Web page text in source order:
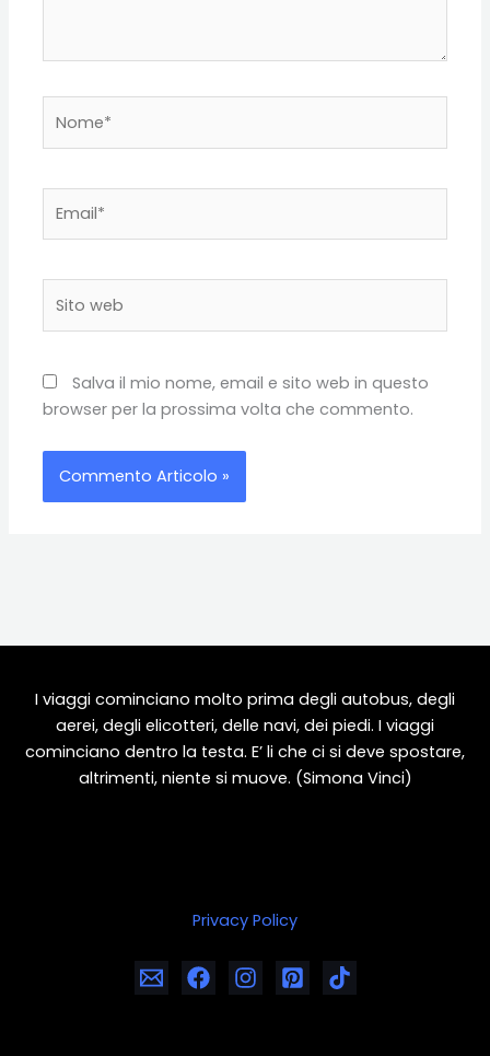
web
Salva il mio nome, email e sito web in questo
browser per la prossima volta che commento.
I viaggi cominciano molto prima degli autobus, degli
aerei, degli elicotteri, delle navi, dei piedi. I viaggi
cominciano dentro la testa. E’ li che ci si deve spostare,
altrimenti, niente si muove. (Simona Vinci)
Privacy Policy